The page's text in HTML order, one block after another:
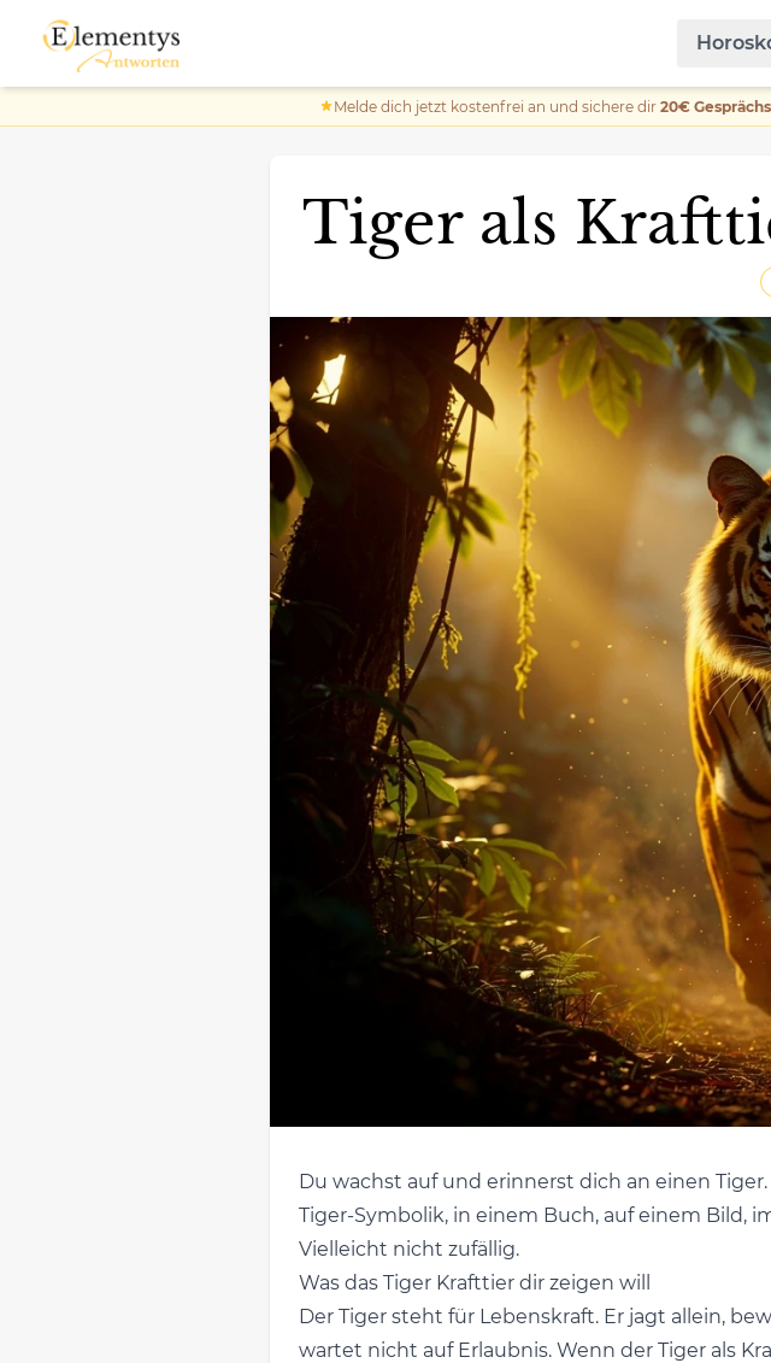
Melde dich jetzt kostenfrei an und sichere dir 20€
Tiger als
Du wachst auf und erinnerst dich an einen
Tiger-Symbolik, in einem Buch, auf einem Bild,
Vielleicht nicht zufällig.
Was das Tiger Krafttier dir zeigen will
Der Tiger steht für Lebenskraft. Er jagt allein,
wartet nicht auf Erlaubnis. Wenn der Tiger als